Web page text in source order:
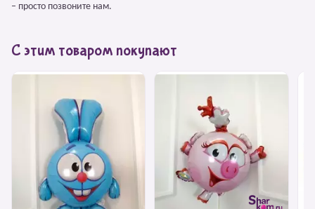
– просто позвоните нам.
С этим товаром покупают